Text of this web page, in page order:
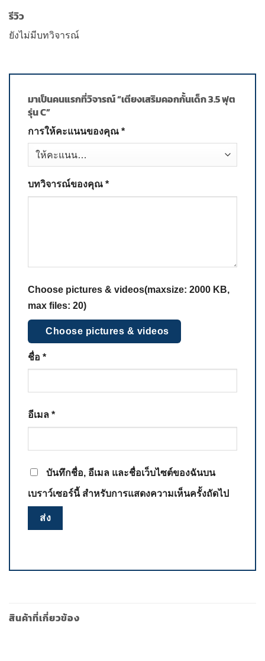
รีวิว
ยังไม่มีบทวิจารณ์
มาเป็นคนแรกที่วิจารณ์ “เตียงเสริมคอกกั้นเด็ก 3.5 ฟุต
รุ่น C”
การให้คะแนนของคุณ *
บทวิจารณ์ของคุณ *
Choose pictures & videos(maxsize: 2000 KB,
max files: 20)
Choose pictures & videos
ชื่อ *
อีเมล *
บันทึกชื่อ, อีเมล และชื่อเว็บไซต์ของฉันบน
เบราว์เซอร์นี้ สำหรับการแสดงความเห็นครั้งถัดไป
สินค้าที่เกี่ยวข้อง